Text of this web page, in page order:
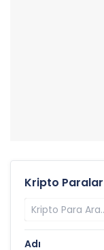
Kripto Paralar
Adı